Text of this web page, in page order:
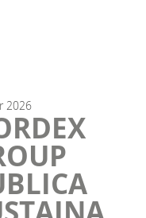
2026